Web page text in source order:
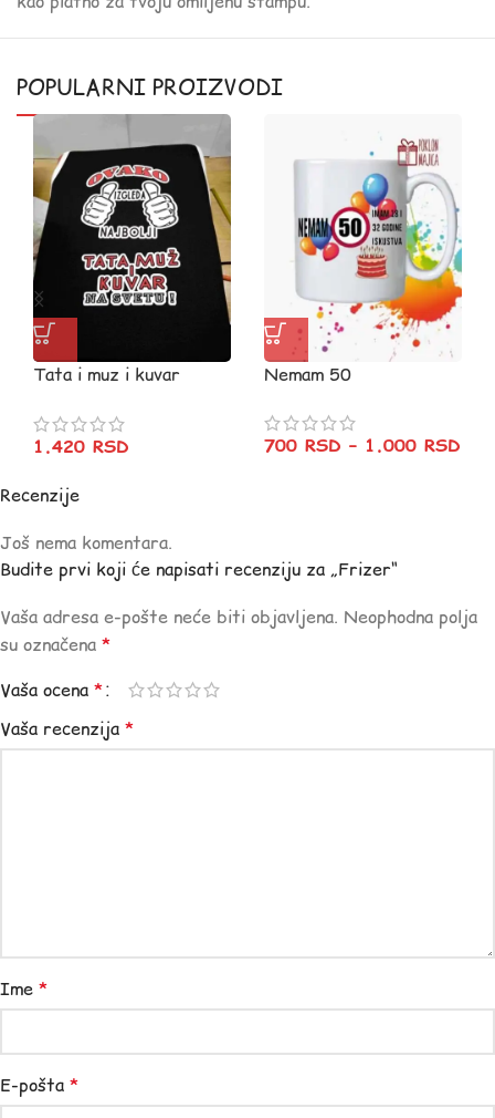
POPULARNI PROIZVODI
Tata i muz i kuvar
1.420 RSD
Nemam 50
700 RSD – 1.000 RSD
Recenzije
Još nema komentara.
Budite prvi koji će napisati recenziju za „Frizer“
Vaša adresa e-pošte neće biti objavljena. Neophodna polja
su označena *
Vaša ocena *
Vaša recenzija *
Ime *
E-pošta *